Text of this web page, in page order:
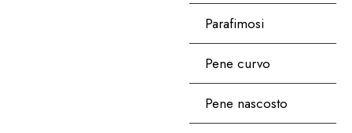
Parafimosi
Pene curvo
Pene nascosto